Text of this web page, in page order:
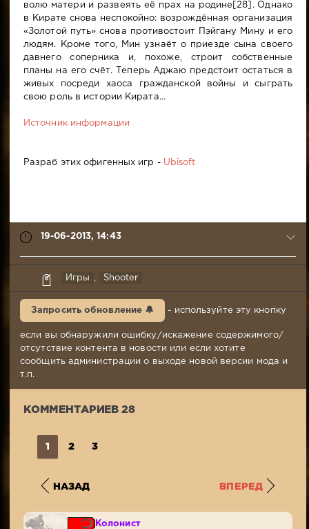
волю матери и развеять её прах на родине[28]. Однако
в Кирате снова неспокойно: возрождённая организация
«Золотой путь» снова противостоит Пэйгану Мину и его
людям. Кроме того, Мин узнаёт о приезде сына своего
давнего соперника и, похоже, строит собственные
планы на его счёт. Теперь Аджаю предстоит остаться в
живых посреди хаоса гражданской войны и сыграть
свою роль в истории Кирата…
Источник информации
Разраб этих офигенных игр - Ubisoft
19-06-2013, 14:43
Igroder
19-
14:43
Комментариев:
28
Игры , Shooter
Запросить обновление 🔔 - используйте эту кнопку
если вы обнаружили ошибку/искажение содержимого/
отсутствие контента в новости или если хотите
сообщить администрации о выходе новой версии мода и
т.п.
КОММЕНТАРИЕВ 28
1 2 3
НАЗАД ВПЕРЕД
Колонист